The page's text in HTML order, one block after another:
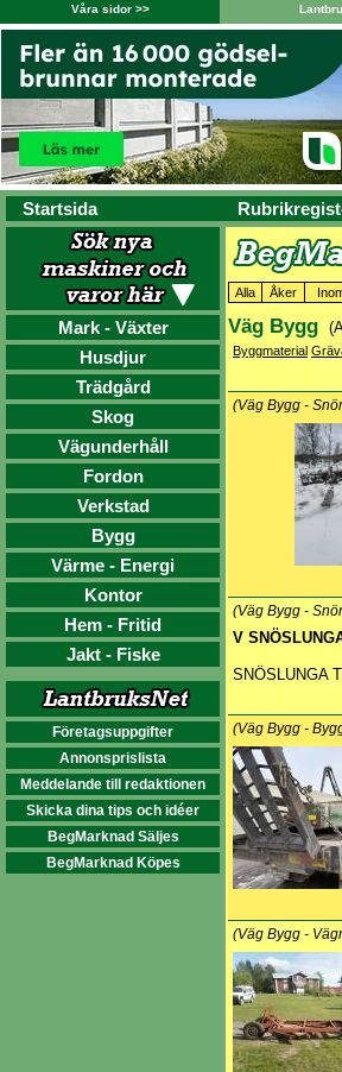
Våra sidor >>
Startsida
Mark - Växter
Husdjur
Trädgård
Skog
Vägunderhåll
Fordon
Verkstad
Bygg
Värme - Energi
Kontor
Hem - Fritid
Jakt - Fiske
Företagsuppgifter
Annonsprislista
Meddelande till redaktionen
Skicka dina tips och idéer
BegMarknad Säljes
BegMarknad Köpes
Alla Åker
Väg Bygg
Byggmaterial
(Väg Bygg -
(Väg Bygg -
V
SNÖSLUNGA
(Väg Bygg -
(Väg Bygg -